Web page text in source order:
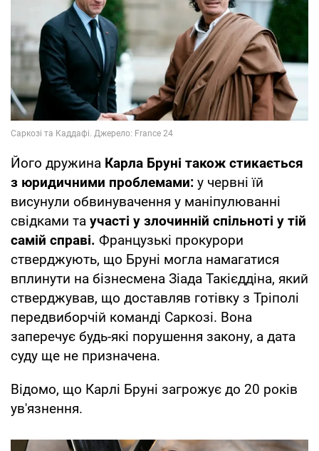
Його дружина Карла Бруні також стикається
з юридичними проблемами: у червні їй
висунули обвинувачення у маніпулюванні
свідками та участі у злочинній спільноті у тій
самій справі. Французькі прокурори
стверджують, що Бруні могла намагатися
вплинути на бізнесмена Зіада Такієддіна, який
стверджував, що доставляв готівку з Тріполі
передвиборчій команді Саркозі. Вона
заперечує будь-які порушення закону, а дата
суду ще не призначена.
Відомо, що Карлі Бруні загрожує до 20 років
ув'язнення.